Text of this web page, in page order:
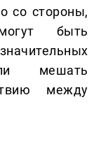
со стороны,
быть
мешать
между